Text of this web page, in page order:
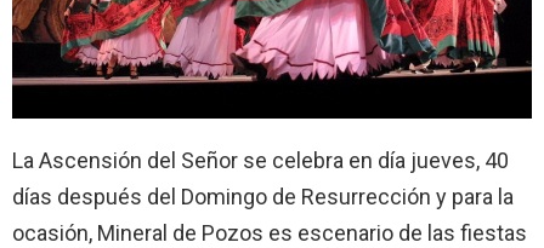
La Ascensión del Señor se celebra en día jueves, 40
días después del Domingo de Resurrección y para la
ocasión, Mineral de Pozos es escenario de las fiestas